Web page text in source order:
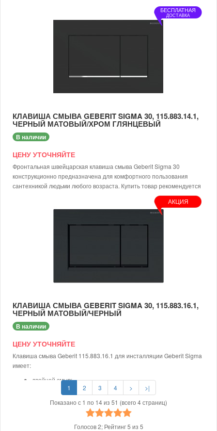
БЕСПЛАТНАЯ
ДОСТАВКА
КЛАВИША СМЫВА GEBERIT SIGMA 30, 115.883.14.1,
ЧЕРНЫЙ МАТОВЫЙ/ХРОМ ГЛЯНЦЕВЫЙ
В наличии
ЦЕНУ УТОЧНЯЙТЕ
Фронтальная швейцарская клавиша смыва Geberit Sigma 30
конструкционно предназначена для комфортного пользования
сантехникой людьми любого возраста. Купить товар рекомендуется
для общественных и домашних санузлов. Функциональность,
приемлемая цена и высокое качество – основные преимущества
продукции. Клавиша смыва Geberit Sigma 30 от швейцарского
У нас лучшие цены на оригинальные швейцарские товары. Есть
возможность купить клавишу с доставкой.
АКЦИЯ
КЛАВИША СМЫВА GEBERIT SIGMA 30, 115.883.16.1,
ЧЕРНЫЙ МАТОВЫЙ/ЧЕРНЫЙ
В наличии
ЦЕНУ УТОЧНЯЙТЕ
Клавиша смыва Geberit 115.883.16.1 для инсталляции Geberit Sigma
имеет:
двойной смыв;
легко чистящееся покрытие;
стильный современный стиль.
У нас лучшие цены на оригинальные швейцарские товары. Есть
возможность купить клавишу с доставкой.
1 2 3 4 >
>|
Показано с 1 по 14 из 51 (всего 4 страниц)
Голосов2; Рейтинг5 из 5